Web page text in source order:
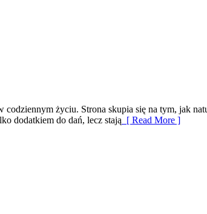
życiu. Strona skupia się na tym, jak
dodatkiem do dań, lecz stają [ Read More ]